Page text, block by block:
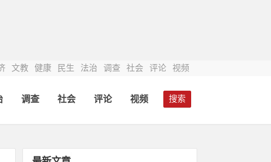
文教 健康 民生 法治 调查 社会 评论 视频
搜索
调查 社会 评论 视频